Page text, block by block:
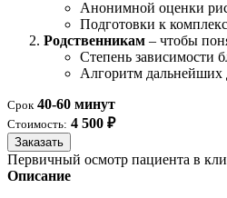
Анонимной оценки
Подготовки к
Родственникам – чтобы
Степень зависимости
Алгоритм дальнейших
Срок 40-60 минут
Стоимость: 4 500 ₽
Заказать
Первичный осмотр пациента в
Описание